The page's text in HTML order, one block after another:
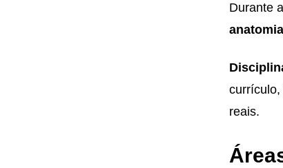
Durante
currículo,
reais.